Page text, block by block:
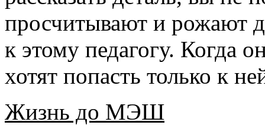
просчитывают и рожают
к этому педагогу. Когда
хотят попасть только к
Жизнь до МЭШ